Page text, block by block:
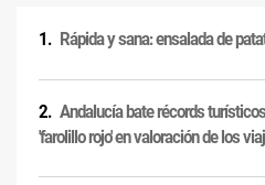
Rápida y sana: ensalada de
Andalucía bate récords
'farolillo rojo' en valoración de los